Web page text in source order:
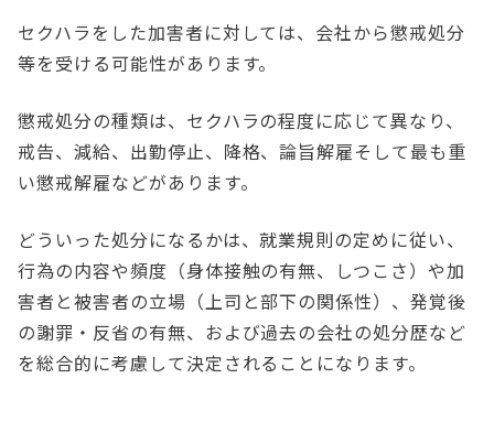
セクハラをした加害者に対しては、会社から懲戒処分
等を受ける可能性があります。
懲戒処分の種類は、セクハラの程度に応じて異なり、
戒告、減給、出勤停止、降格、論旨解雇そして最も重
い懲戒解雇などがあります。
どういった処分になるかは、就業規則の定めに従い、
行為の内容や頻度（身体接触の有無、しつこさ）や加
害者と被害者の立場（上司と部下の関係性）、発覚後
の謝罪・反省の有無、および過去の会社の処分歴など
を総合的に考慮して決定されることになります。